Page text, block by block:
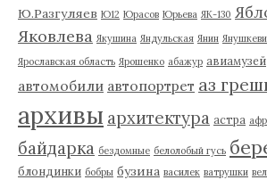
Ю.Разгуляев Ю12 Юрасов Юрьева ЯК-130
Яковлева Якушина Яндульская Янин
Ярославская область Ярошенко абажур авиамузей
автомобили автопортрет аз
архивы архитектура астра
байдарка бездомные белолобый гусь
блондинки бобры бузина василек ватрушки